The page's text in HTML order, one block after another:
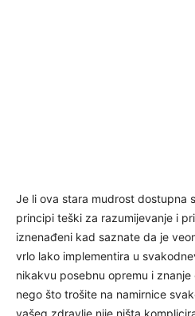
Je li ova stara mudrost dostupna
principi teški za razumijevanje i
iznenađeni kad saznate da je
vrlo lako implementira u
nikakvu posebnu opremu i
nego što trošite na namirnice